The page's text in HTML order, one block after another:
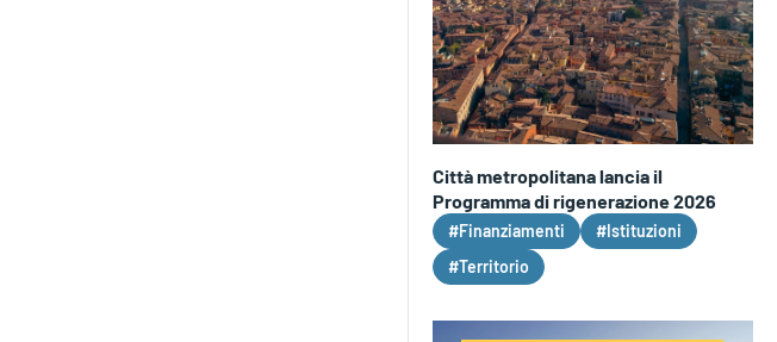
Città metropolitana lancia il
Programma di rigenerazione 2026
#Finanziamenti
#Istituzioni
#Territorio